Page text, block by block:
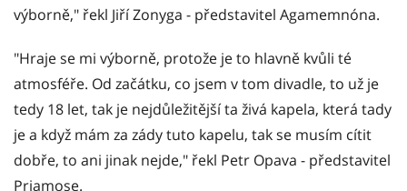
výborně," řekl Jiří Zonyga - představitel Agamemnóna.
"Hraje se mi výborně, protože je to hlavně kvůli té
atmosféře. Od začátku, co jsem v tom divadle, to už je
tedy 18 let, tak je nejdůležitější ta živá kapela, která tady
je a když mám za zády tuto kapelu, tak se musím cítit
dobře, to ani jinak nejde," řekl Petr Opava - představitel
Priamose.